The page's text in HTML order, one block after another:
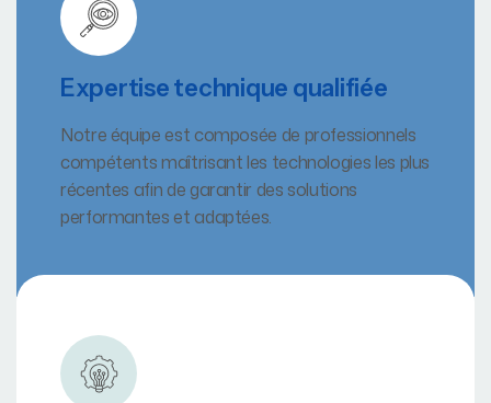
Expertise technique qualifiée
Notre équipe est composée de professionnels
compétents maîtrisant les technologies les plus
récentes afin de garantir des solutions
performantes et adaptées.